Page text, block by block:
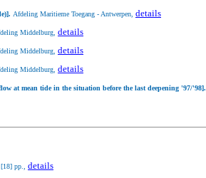
Afdeling Maritieme Toegang - Antwerpen, details
Middelburg, details
Middelburg, details
Middelburg, details
at mean tide in the situation before the last deepening '97/'98].
pp., details